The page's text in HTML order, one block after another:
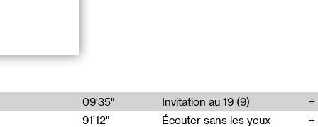
et présentes
du
09'35"
Invitation au 19 (9)
91'12"
Écouter sans les yeux